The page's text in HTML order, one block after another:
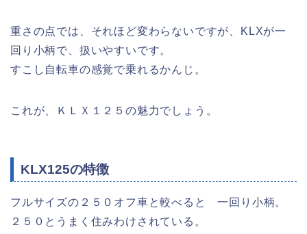
重さの点では、それほど変わらないですが、KLXが一
回り小柄で、扱いやすいです。
すこし自転車の感覚で乗れるかんじ。
これが、ＫＬＸ１２５の魅力でしょう。
KLX125の特徴
フルサイズの２５０オフ車と較べると 一回り小柄。
２５０とうまく住みわけされている。